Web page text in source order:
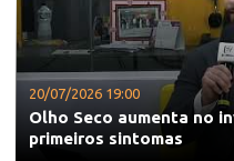
20/07/2026 19:00
Olho Seco aumenta no
primeiros sintomas